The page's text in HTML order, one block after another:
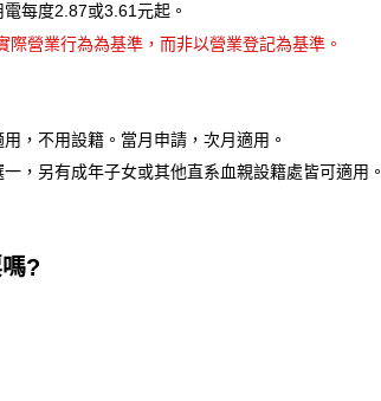
每度2.87或3.61元起。
營業行為為基準，而非以營業登記為基準。
，不用設籍。當月申請，次月適用。
，另有成年子女或其他直系血親設籍處皆可適用
?